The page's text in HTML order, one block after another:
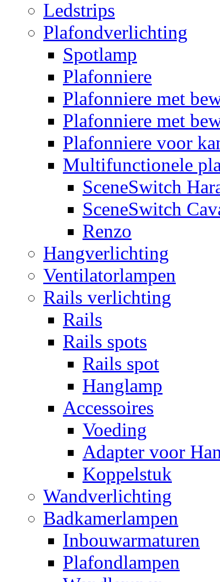
Ledstrips
Plafondverlichting
Spotlamp
Plafonniere
Plafonniere met
Plafonniere met
Plafonniere voor
Multifunctionele
SceneSwitch
SceneSwitch
Renzo
Hangverlichting
Ventilatorlampen
Rails verlichting
Rails
Rails spots
Rails spot
Hanglamp
Accessoires
Voeding
Adapter voor
Koppelstuk
Wandverlichting
Badkamerlampen
Inbouwarmaturen
Plafondlampen